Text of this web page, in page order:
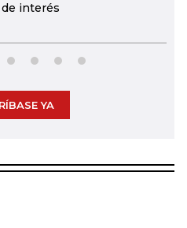
interés
YA